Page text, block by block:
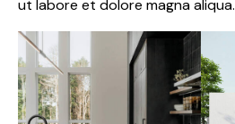
ut labore et dolore magna aliqua.